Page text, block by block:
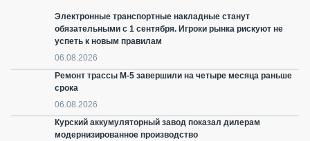
Электронные транспортные накладные станут
обязательными с 1 сентября. Игроки рынка рискуют не
успеть к новым правилам
06.08.2026
Ремонт трассы М-5 завершили на четыре месяца раньше
срока
06.08.2026
Курский аккумуляторный завод показал дилерам
модернизированное производство